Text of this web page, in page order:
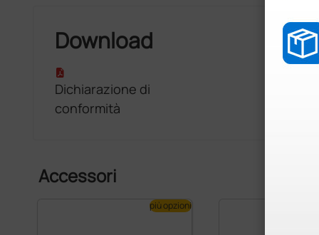
Download
Dichiarazione di
conformità
Accessori
più opzioni